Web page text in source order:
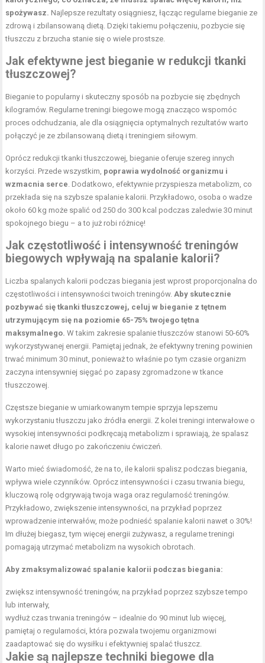
spożywasz. Najlepsze rezultaty osiągniesz, łącząc regularne bieganie ze
zdrową i zbilansowaną dietą. Dzięki takiemu połączeniu, pozbycie się
tłuszczu z brzucha stanie się o wiele prostsze.
Jak efektywne jest bieganie w redukcji tkanki
tłuszczowej?
Bieganie to popularny i skuteczny sposób na pozbycie się zbędnych
kilogramów. Regularne treningi biegowe mogą znacząco wspomóc
proces odchudzania , ale dla osiągnięcia optymalnych rezultatów warto
połączyć je ze zbilansowaną dietą i treningiem siłowym.
Oprócz redukcji tkanki tłuszczowej, bieganie oferuje szereg innych
korzyści. Przede wszystkim, poprawiawydolność organizmu i
wzmacnia serce . Dodatkowo, efektywnie przyspiesza metabolizm, co
przekłada się na szybsze spalanie kalorii. Przykładowo, osoba o wadze
około 60 kg może spalić od 250 do 300 kcal podczas zaledwie 30 minut
spokojnego biegu – a to już robi różnicę!
Jak częstotliwość i intensywność treningów
biegowych wpływają na spalanie kalorii?
Liczba spalanych kalorii podczas biegania jest wprost proporcjonalna do
częstotliwości i intensywności twoich treningów. Aby skutecznie
pozbywać się tkanki tłuszczowej, celuj w bieganie z tętnem
utrzymującym się na poziomie 65-75% twojego tętna
maksymalnego. W takim zakresie spalanie tłuszczów stanowi 50-60%
wykorzystywanej energii. Pamiętaj jednak, że efektywny trening powinien
trwać minimum 30 minut, ponieważ to właśnie po tym czasie organizm
zaczyna intensywniej sięgać po zapasy zgromadzone w tkance
tłuszczowej.
Częstsze bieganie w umiarkowanym tempie sprzyja lepszemu
wykorzystaniu tłuszczu jako źródła energii. Z koleitreningi interwałowe o
wysokiej intensywności podkręcają metabolizm i sprawiają, że spalasz
kalorie nawet długo po zakończeniu ćwiczeń.
Warto mieć świadomość, że na to, ile kalorii spalisz podczas biegania,
wpływa wiele czynników. Oprócz intensywności i czasu trwania biegu,
kluczową rolę odgrywają twoja waga oraz regularność treningów.
Przykładowo, zwiększenie intensywności, na przykład poprzez
wprowadzenie interwałów, może podnieść spalanie kalorii nawet o 30%!
Im dłużej biegasz, tym więcej energii zużywasz, a regularne treningi
pomagają utrzymać metabolizm na wysokich obrotach.
Aby zmaksymalizować spalanie kalorii podczas biegania:
zwiększ intensywność treningów, na przykład poprzez szybsze tempo
lub interwały,
wydłuż czas trwania treningów – idealnie do 90 minut lub więcej,
pamiętaj o regularności, która pozwala twojemu organizmowi
zaadaptować się do wysiłku i efektywniej spalać tłuszcz.
Jakie są najlepsze techniki biegowe dla